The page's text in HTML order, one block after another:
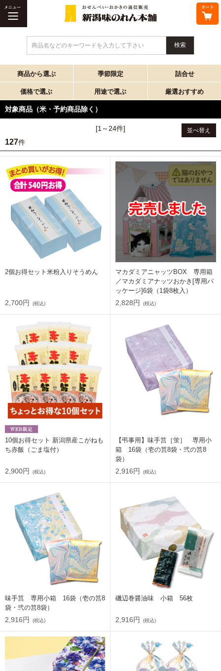
商品名などのキーワードを入力して下さい
商品から選ぶ 季節限定 詰合せ
価格で選ぶ 用途で選ぶ 厳選おすすめ
対象商品（米・予約商品除く）
並べ替え
[1～24件]
127件
2個お得セット米粉入りそうめん
2,700円 (税込)
マカダミアニャッツBOX 専用箱
／マカダミアナッツおかき[専用パ
ッケージ]6袋（1袋8枚入）
2,828円 (税込)
10個お得セット 新潟県産こがねも
ち赤飯（ごま塩付）
2,900円 (税込)
【弔事用】味手筥［蛍］ 専用小
箱 16袋（壱の筥8袋・弐の筥8
袋）
2,916円 (税込)
味手筥 専用小箱 16袋（壱の筥8
袋・弐の筥8袋）
2,916円 (税込)
磯辺巻醤油味 小箱 56枚
2,916円 (税込)